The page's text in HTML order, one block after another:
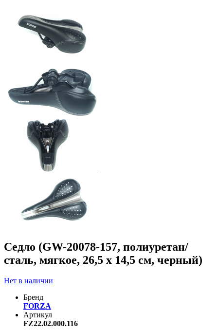
Седло (GW-20078-157, полиуретан/
сталь, мягкое, 26,5 х 14,5 cм, черный)
Нет в наличии
Бренд
FORZA
Артикул
FZ22.02.000.116